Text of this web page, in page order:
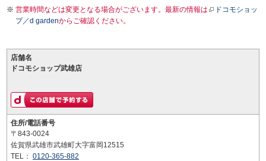
営業時間などは変更となる場合がございます。最新の情報は
ドコモショッ
プ／d gardenからご確認ください。
店舗名
ドコモショップ武雄店
住所/電話番号
〒843-0024
佐賀県武雄市武雄町大字富岡12515
TEL： 0120-365-882